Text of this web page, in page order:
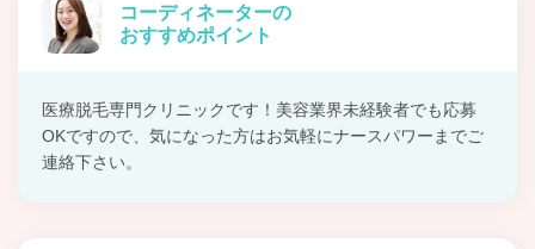
コーディネーターの
おすすめポイント
医療脱毛専門クリニックです！美容業界未経験者でも応募
OKですので、気になった方はお気軽にナースパワーまでご
連絡下さい。